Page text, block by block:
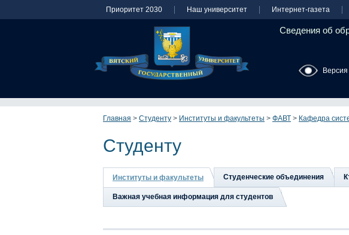
Приоритет 2030 Наш университет Интернет-газета
Сведения об
Главная > Студенту > Институты и факультеты > ФАВТ > Кафедра
Студенту
Институты и факультеты Студенческие объединения
Важная учебная информация для студентов